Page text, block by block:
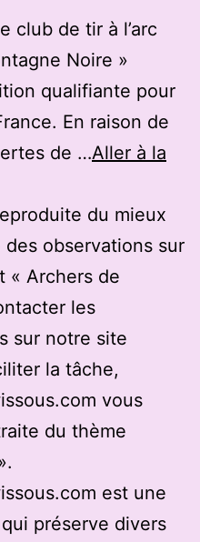
club de tir à l’arc
Noire »
qualifiante pour
En raison de
de …Aller à la
du mieux
observations sur
« Archers de
les
sur notre site
la tâche,
vous
du thème
est une
préserve divers